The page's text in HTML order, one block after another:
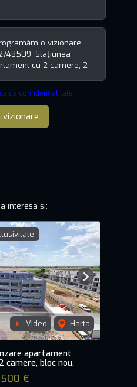
de confidențialitate
vizionare
interesa și:
Video Harta
Next
apartament
camere, bloc nou.
€